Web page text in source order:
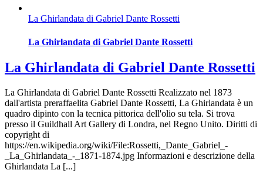
La Ghirlandata di Gabriel Dante Rossetti
La Ghirlandata di Gabriel Dante Rossetti
La Ghirlandata di Gabriel Dante Rossetti
La Ghirlandata di Gabriel Dante Rossetti Realizzato nel 1873
dall'artista preraffaelita Gabriel Dante Rossetti, La Ghirlandata è un
quadro dipinto con la tecnica pittorica dell'olio su tela. Si trova
presso il Guildhall Art Gallery di Londra, nel Regno Unito. Diritti di
copyright di
https://en.wikipedia.org/wiki/File:Rossetti,_Dante_Gabriel_-
_La_Ghirlandata_-_1871-1874.jpg Informazioni e descrizione della
Ghirlandata La [...]